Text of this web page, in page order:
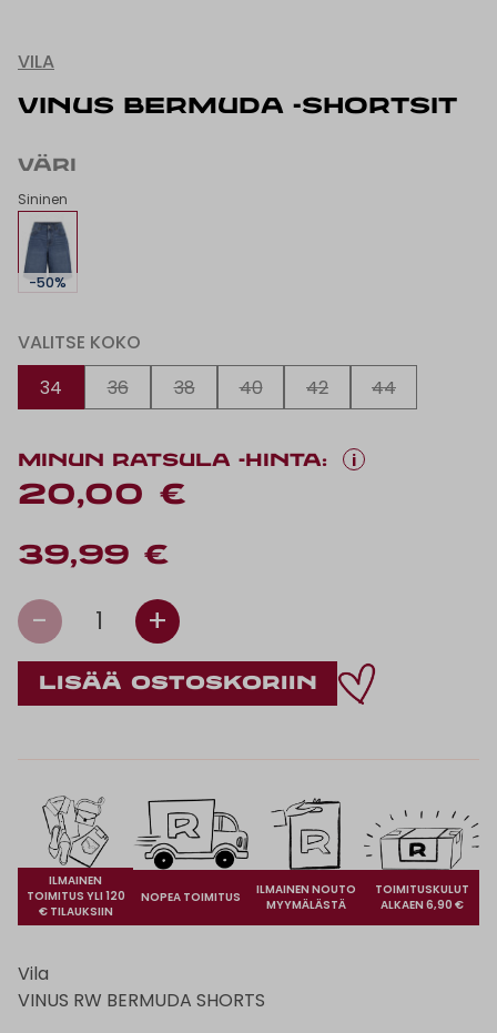
VILA
VINUS BERMUDA -SHORTSIT
VÄRI
Sininen
-50%
VALITSE KOKO
34
36 38 40 42 44
MINUN RATSULA -HINTA: i
20,00 €
39,99 €
- 1 +
ILMAINEN
TOIMITUS YLI 120
€ TILAUKSIIN
NOPEA TOIMITUS
ILMAINEN NOUTO
MYYMÄLÄSTÄ
TOIMITUSKULUT
ALKAEN 6,90 €
Vila
VINUS RW BERMUDA SHORTS